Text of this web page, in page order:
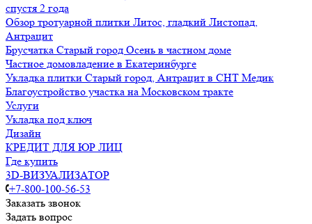
спустя 2 года
Обзор тротуарной плитки Литос, гладкий Листопад,
Антрацит
Брусчатка Старый город Осень в частном доме
Частное домовладение в Екатеринбурге
Укладка плитки Старый город, Антрацит в СНТ Медик
Благоустройство участка на Московском тракте
Услуги
Укладка под ключ
Дизайн
КРЕДИТ ДЛЯ ЮР ЛИЦ
Где купить
3D-ВИЗУАЛИЗАТОР
+7-800-100-56-53
Заказать звонок
Задать вопрос